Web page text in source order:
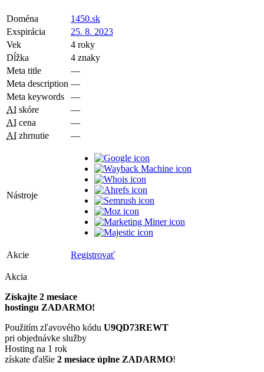
Doména
1450.sk
Exspirácia
25. 8. 2023
Vek
4 roky
Dĺžka
4 znaky
Meta title
—
Meta description —
Meta keywords
—
AI skóre
—
AI cena
—
AI zhrnutie —
Nástroje
Akcie Registrovať
Akcia
Získajte 2 mesiace
hostingu ZADARMO!
Použitím zľavového kódu U9QD73REWT
pri objednávke služby
Hosting na 1 rok
získate ďalšie 2 mesiace úplne ZADARMO!